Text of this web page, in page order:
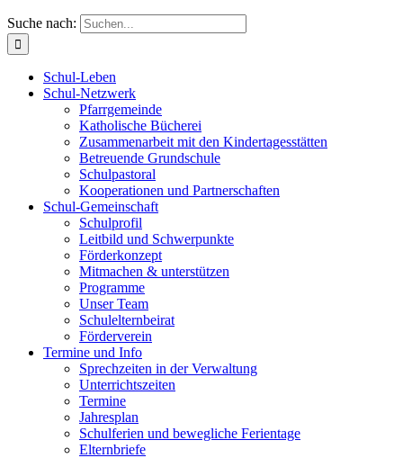
Suche nach:
Schul-Leben
Schul-Netzwerk
Pfarrgemeinde
Katholische Bücherei
Zusammenarbeit mit den Kindertagesstätten
Betreuende Grundschule
Schulpastoral
Kooperationen und Partnerschaften
Schul-Gemeinschaft
Schulprofil
Leitbild und Schwerpunkte
Förderkonzept
Mitmachen & unterstützen
Programme
Unser Team
Schulelternbeirat
Förderverein
Termine und Info
Sprechzeiten in der Verwaltung
Unterrichtszeiten
Termine
Jahresplan
Schulferien und bewegliche Ferientage
Elternbriefe